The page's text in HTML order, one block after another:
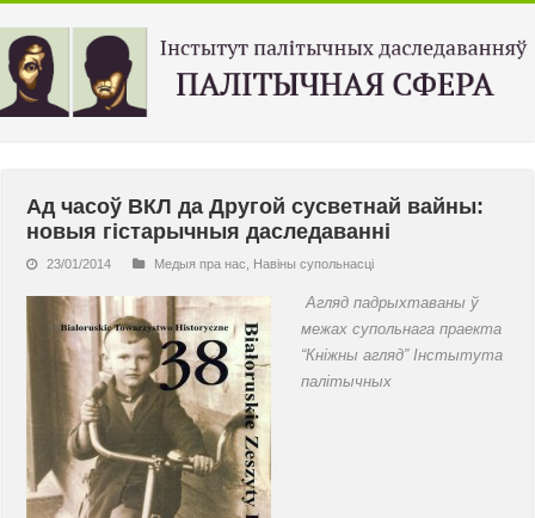
Ад часоў ВКЛ да Другой сусветнай вайны:
новыя гістарычныя даследаванні
23/01/2014 Медыя пра нас Навiны супольнасцi
Агляд падрыхтаваны ў
межах супольнага праекта
“Кніжны агляд” Iнстытута
палітычных